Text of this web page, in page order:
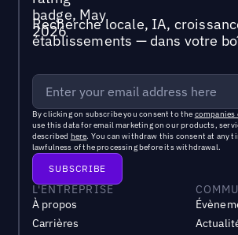
Recherche locale, IA,
établissements — dans votre
By clicking on subscribe you consent to the companies
use this data for email marketing on our products,
described here. You can withdraw this consent at any
lawfulness of the processing before its withdrawal.
L'ENTREPRISE
À propos
Carrières